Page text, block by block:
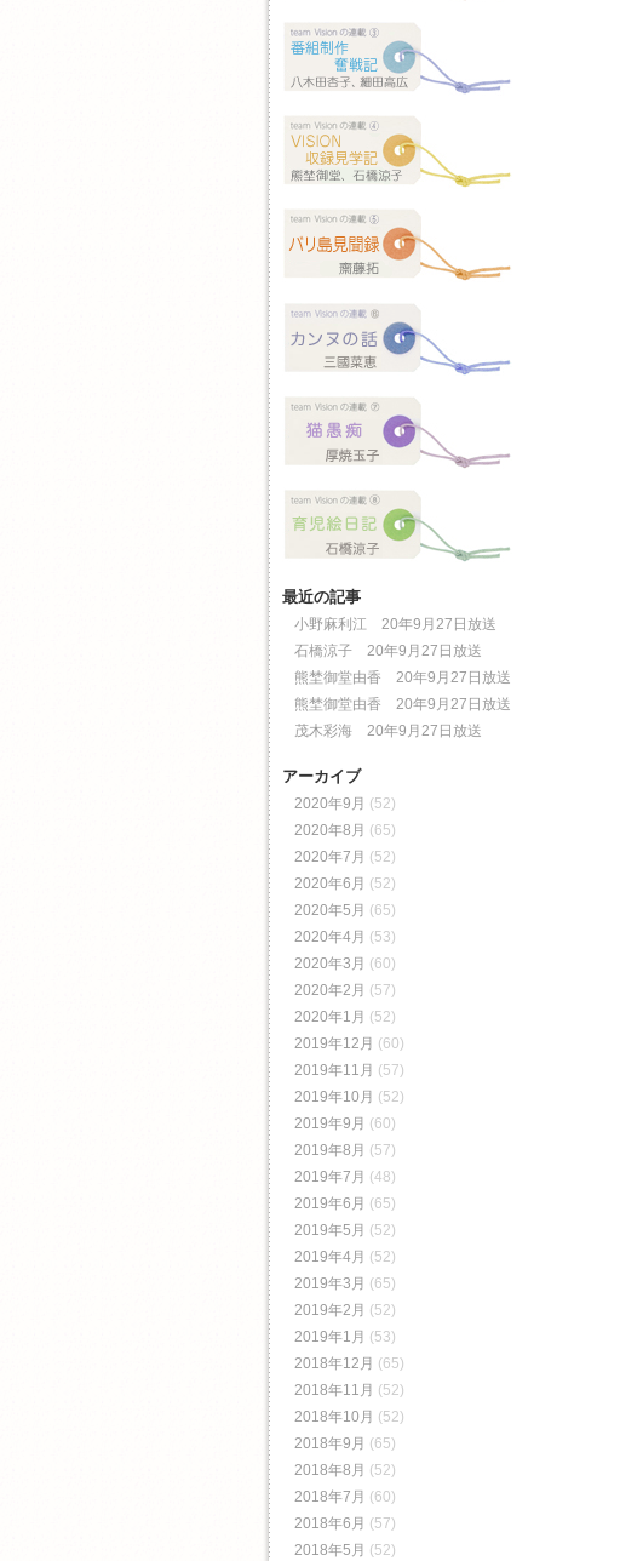
最近の記事
小野麻利江 20年9月27日放送
石橋涼子 20年9月27日放送
熊埜御堂由香 20年9月27日放送
熊埜御堂由香 20年9月27日放送
茂木彩海 20年9月27日放送
アーカイブ
2020年9月 (52)
2020年8月 (65)
2020年7月 (52)
2020年6月 (52)
2020年5月 (65)
2020年4月 (53)
2020年3月 (60)
2020年2月 (57)
2020年1月 (52)
2019年12月 (60)
2019年11月 (57)
2019年10月 (52)
2019年9月 (60)
2019年8月 (57)
2019年7月 (48)
2019年6月 (65)
2019年5月 (52)
2019年4月 (52)
2019年3月 (65)
2019年2月 (52)
2019年1月 (53)
2018年12月 (65)
2018年11月 (52)
2018年10月 (52)
2018年9月 (65)
2018年8月 (52)
2018年7月 (60)
2018年6月 (57)
2018年5月 (52)